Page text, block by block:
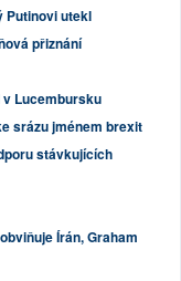
Putinovi utekl
přiznání
Lucembursku
srázu jménem brexit
stávkujících
Írán, Graham